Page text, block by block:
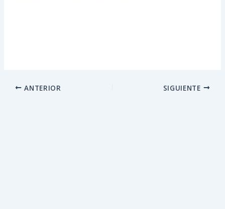
ANTERIOR SIGUIENTE